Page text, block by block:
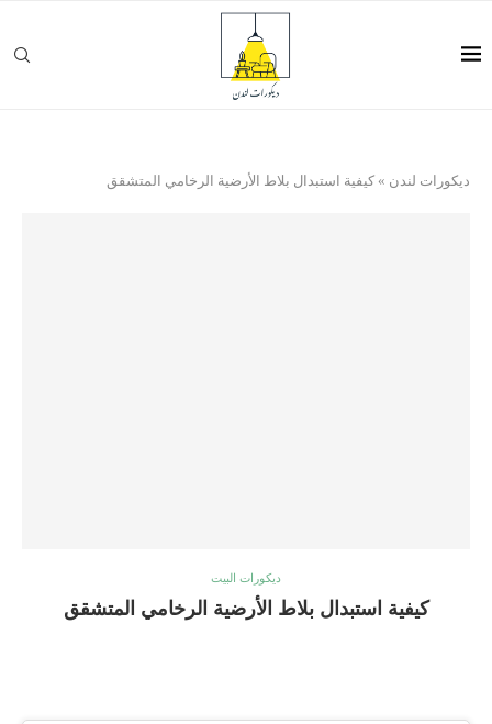
ديكورات لندن » كيفية استبدال بلاط الأرضية الرخامي المتشقق
ديكورات البيت
كيفية استبدال بلاط الأرضية الرخامي المتشقق